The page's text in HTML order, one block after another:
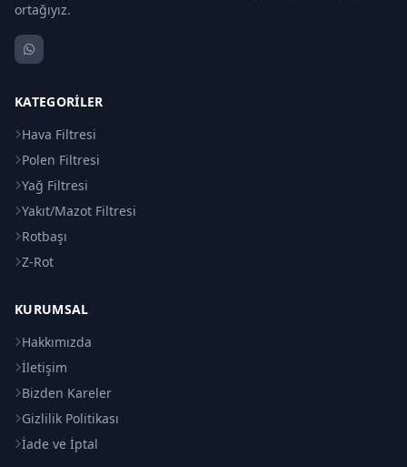
ortağıyız.
KATEGORILER
Hava Filtresi
Polen Filtresi
Yağ Filtresi
Yakıt/Mazot Filtresi
Rotbaşı
Z-Rot
KURUMSAL
Hakkımızda
İletişim
Bizden Kareler
Gizlilik Politikası
İade ve İptal